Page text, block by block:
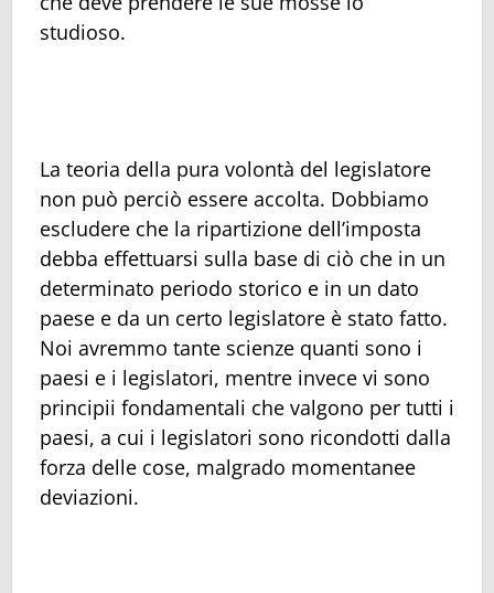
studioso.
La teoria della pura volontà del legislatore
non può perciò essere accolta. Dobbiamo
escludere che la ripartizione dell’imposta
debba effettuarsi sulla base di ciò che in un
determinato periodo storico e in un dato
paese e da un certo legislatore è stato fatto.
Noi avremmo tante scienze quanti sono i
paesi e i legislatori, mentre invece vi sono
principii fondamentali che valgono per tutti i
paesi, a cui i legislatori sono ricondotti dalla
forza delle cose, malgrado momentanee
deviazioni.